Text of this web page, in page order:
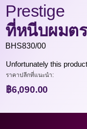
Prestige
ที่หนีบผมต
BHS830/00
Unfortunately this
ราคาปลีกที่แนะนำ:
฿6,090.00